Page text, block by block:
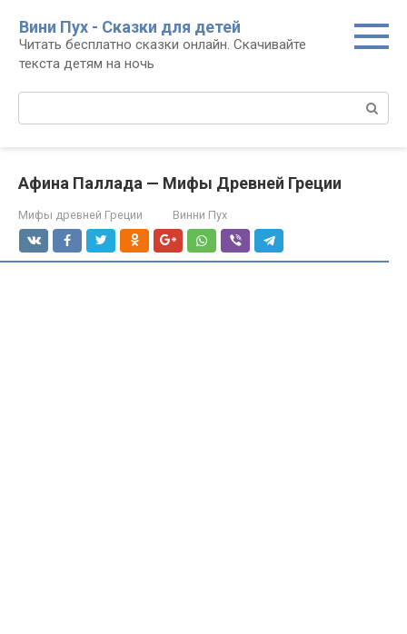
контенту
Вини Пух - Сказки для детей
Читать бесплатно сказки онлайн. Скачивайте
текста детям на ночь
Афина Паллада — Мифы Древней Греции
Мифы древней Греции Винни Пух